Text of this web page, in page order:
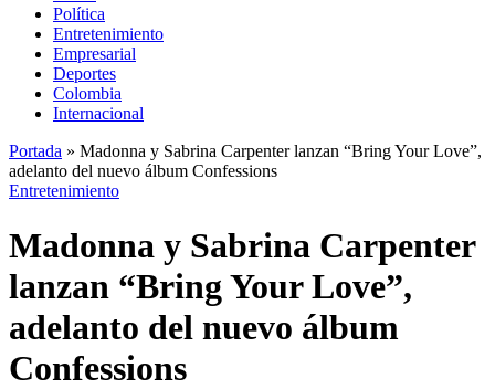
Política
Entretenimiento
Empresarial
Deportes
Colombia
Internacional
Portada » Madonna y Sabrina Carpenter lanzan “Bring Your Love”,
adelanto del nuevo álbum Confessions
Entretenimiento
Madonna y Sabrina Carpenter
lanzan “Bring Your Love”,
adelanto del nuevo álbum
Confessions